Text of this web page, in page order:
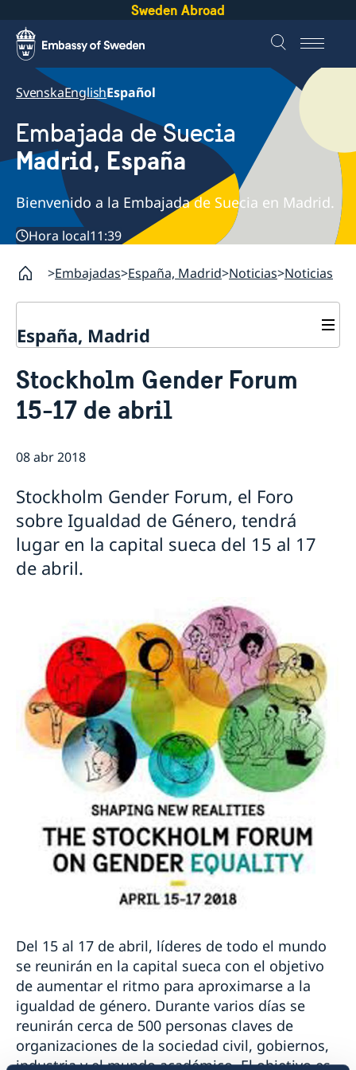
Sweden Abroad
SvenskaEnglishEspañol
Embajada de Suecia
Madrid, España
Bienvenido a la Embajada de Suecia en Madrid.
Hora local11:39
Embajadas España, Madrid Noticias Noticias
España, Madrid
Sobre nosotros
Personal en la embajada
Reglamento General de Protección de Datos (RGPD)
Noticias
Prioridades en la promoción cultural y comercial
Stockholm Gender Forum
15-17 de abril
08 abr 2018
Stockholm Gender Forum, el Foro
sobre Igualdad de Género, tendrá
lugar en la capital sueca del 15 al 17
de abril.
Del 15 al 17 de abril, líderes de todo el mundo
se reunirán en la capital sueca con el objetivo
de aumentar el ritmo para aproximarse a la
igualdad de género. Durante varios días se
reunirán cerca de 500 personas claves de
organizaciones de la sociedad civil, gobiernos,
industria y el mundo académico. El objetivo es